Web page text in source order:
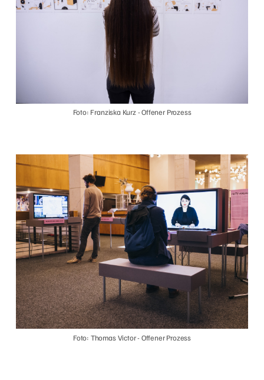
Foto: Franziska Kurz - Offener Prozess
Foto: Thomas Victor - Offener Prozess